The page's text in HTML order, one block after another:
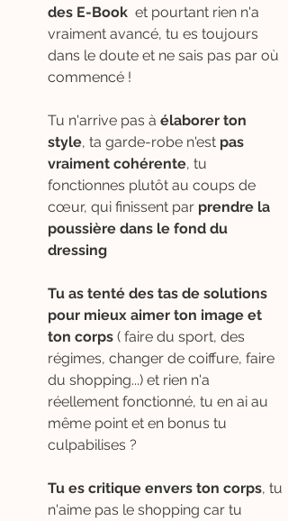
des E-Book et pourtant rien n'a
vraiment avancé, tu es toujours
dans le doute et ne sais pas par où
commencé !
Tu n'arrive pas à élaborer ton
style, ta garde-robe n'est pas
vraiment cohérente, tu
fonctionnes plutôt au coups de
cœur, qui finissent par prendre la
poussière dans le fond du
dressing
Tu as tenté des tas de solutions
pour mieux aimer ton image et
ton corps ( faire du sport, des
régimes, changer de coiffure, faire
du shopping...) et rien n'a
réellement fonctionné, tu en ai au
même point et en bonus tu
culpabilises ?
Tu es critique envers ton corps, tu
n'aime pas le shopping car tu